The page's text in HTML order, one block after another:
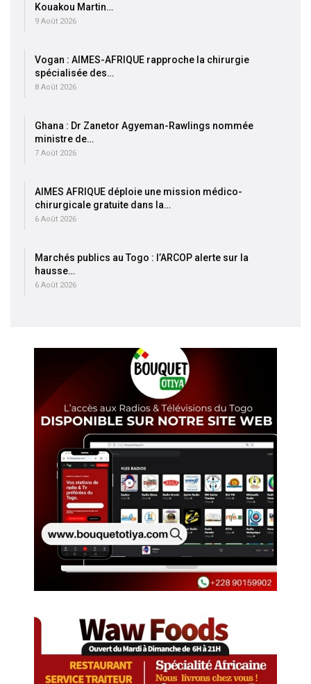
Kouakou Martin…
9 Août 2026
Vogan : AIMES-AFRIQUE rapproche la chirurgie
spécialisée des…
8 Août 2026
Ghana : Dr Zanetor Agyeman-Rawlings nommée
ministre de…
7 Août 2026
AIMES AFRIQUE déploie une mission médico-
chirurgicale gratuite dans la…
6 Août 2026
Marchés publics au Togo : l’ARCOP alerte sur la
hausse…
6 Août 2026